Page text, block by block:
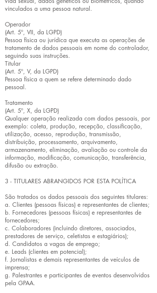
vinculados a uma pessoa natural.
Operador
(Art. 5º, VII, da LGPD)
Pessoa física ou jurídica que executa as operações de
tratamento de dados pessoais em nome do controlador,
seguindo suas instruções.
Titular
(Art. 5º, V, da LGPD)
Pessoa física a quem se refere determinado dado
pessoal.
Tratamento
(Art. 5º, X, da LGPD)
Qualquer operação realizada com dados pessoais, por
exemplo: coleta, produção, recepção, classificação,
utilização, acesso, reprodução, transmissão,
distribuição, processamento, arquivamento,
armazenamento, eliminação, avaliação ou controle da
informação, modificação, comunicação, transferência,
difusão ou extração.
3 - TITULARES ABRANGIDOS POR ESTA POLÍTICA
São tratados os dados pessoais dos seguintes titulares:
a. Clientes (pessoas físicas) e representantes de clientes;
b. Fornecedores (pessoas físicas) e representantes de
fornecedores;
c. Colaboradores (incluindo diretores, associados,
prestadores de serviço, celetistas e estagiários);
d. Candidatos a vagas de emprego;
e. Leads (clientes em potencial);
f. Jornalistas e demais representantes de veículos de
imprensa;
g. Palestrantes e participantes de eventos desenvolvidos
pela GPAA.